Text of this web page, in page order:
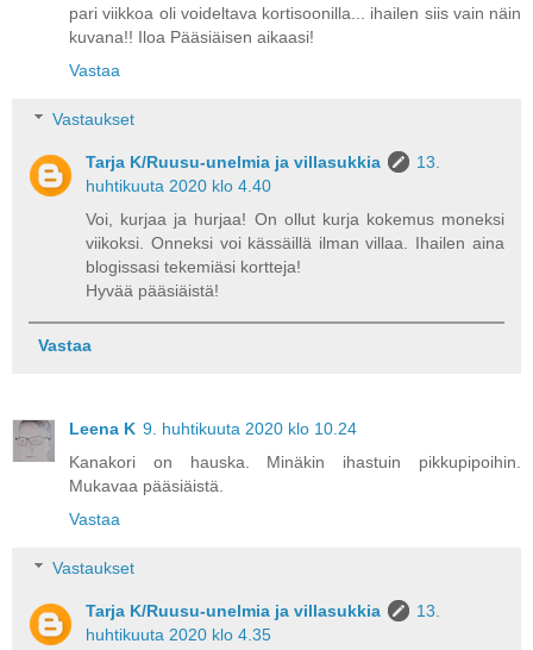
pari viikkoa oli voideltava kortisoonilla... ihailen siis vain näin
kuvana!! Iloa Pääsiäisen aikaasi!
Vastaa
Vastaukset
Tarja K/Ruusu-unelmia ja villasukkia
13.
huhtikuuta 2020 klo 4.40
Voi, kurjaa ja hurjaa! On ollut kurja kokemus moneksi
viikoksi. Onneksi voi kässäillä ilman villaa. Ihailen aina
blogissasi tekemiäsi kortteja!
Hyvää pääsiäistä!
Vastaa
Leena K 9. huhtikuuta 2020 klo 10.24
Kanakori on hauska. Minäkin ihastuin pikkupipoihin.
Mukavaa pääsiäistä.
Vastaa
Vastaukset
Tarja K/Ruusu-unelmia ja villasukkia
13.
huhtikuuta 2020 klo 4.35